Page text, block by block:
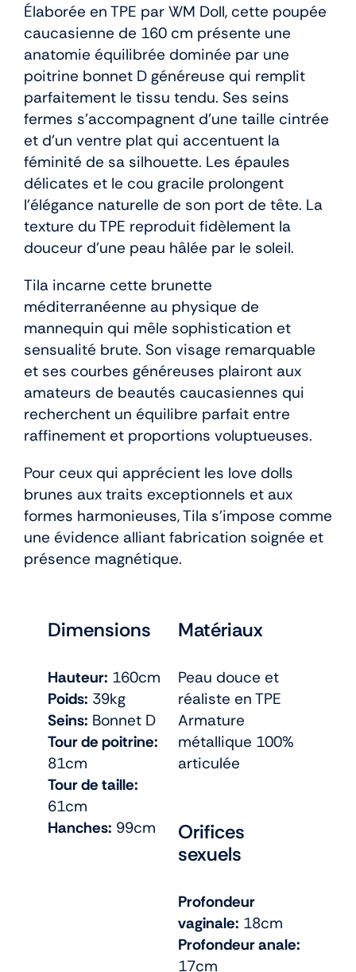
Élaborée en TPE par WM Doll, cette poupée
caucasienne de 160 cm présente une
anatomie équilibrée dominée par une
poitrine bonnet D généreuse qui remplit
parfaitement le tissu tendu. Ses seins
fermes s’accompagnent d’une taille cintrée
et d’un ventre plat qui accentuent la
féminité de sa silhouette. Les épaules
délicates et le cou gracile prolongent
l’élégance naturelle de son port de tête. La
texture du TPE reproduit fidèlement la
douceur d’une peau hâlée par le soleil.
Tila incarne cette brunette
méditerranéenne au physique de
mannequin qui mêle sophistication et
sensualité brute. Son visage remarquable
et ses courbes généreuses plairont aux
amateurs de beautés caucasiennes qui
recherchent un équilibre parfait entre
raffinement et proportions voluptueuses.
Pour ceux qui apprécient les love dolls
brunes aux traits exceptionnels et aux
formes harmonieuses, Tila s’impose comme
une évidence alliant fabrication soignée et
présence magnétique.
Dimensions
Hauteur: 160cm
Poids: 39kg
Seins: Bonnet D
Tour de poitrine:
81cm
Tour de taille:
61cm
Hanches: 99cm
Matériaux
Peau douce et
réaliste en TPE
Armature
métallique 100%
articulée
Orifices
sexuels
Profondeur
vaginale: 18cm
Profondeur anale:
17cm